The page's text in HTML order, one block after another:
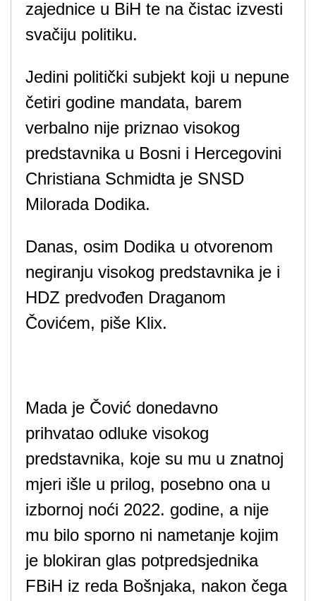
zajednice u BiH te na čistac izvesti
svačiju politiku.
Jedini politički subjekt koji u nepune
četiri godine mandata, barem
verbalno nije priznao visokog
predstavnika u Bosni i Hercegovini
Christiana Schmidta je SNSD
Milorada Dodika.
Danas, osim Dodika u otvorenom
negiranju visokog predstavnika je i
HDZ predvođen Draganom
Čovićem, piše Klix.
Mada je Čović donedavno
prihvatao odluke visokog
predstavnika, koje su mu u znatnoj
mjeri išle u prilog, posebno ona u
izbornoj noći 2022. godine, a nije
mu bilo sporno ni nametanje kojim
je blokiran glas potpredsjednika
FBiH iz reda Bošnjaka, nakon čega